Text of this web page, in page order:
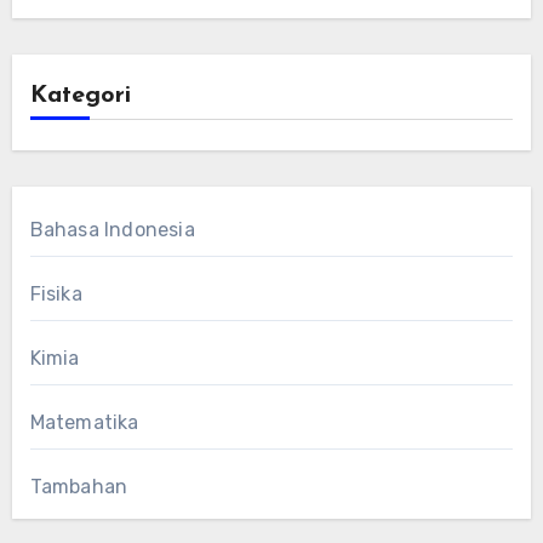
Kategori
Bahasa Indonesia
Fisika
Kimia
Matematika
Tambahan